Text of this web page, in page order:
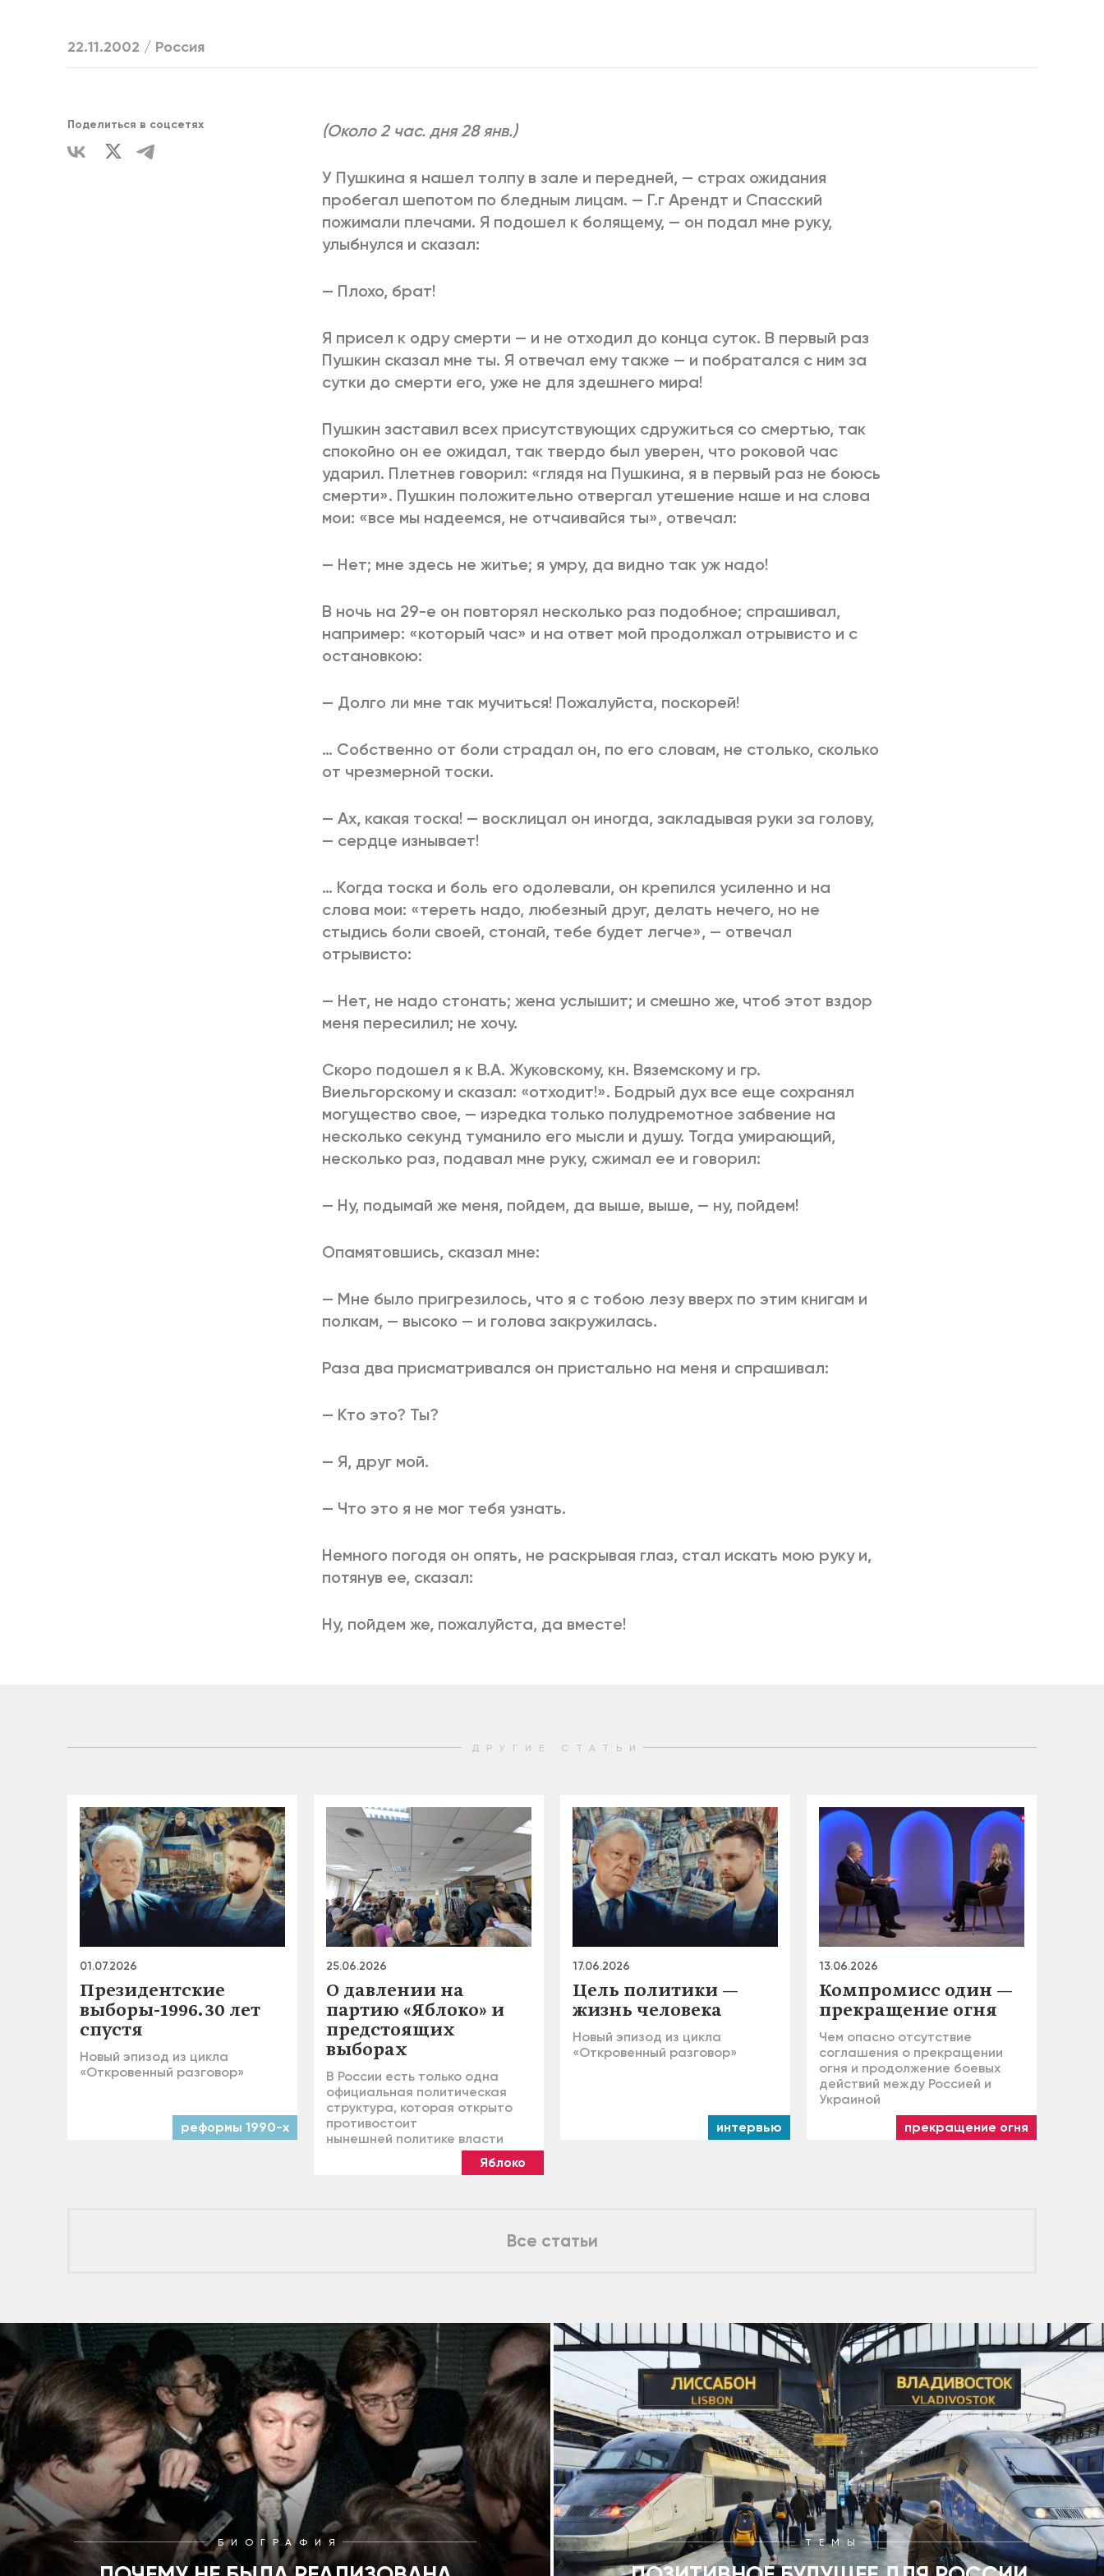
ПОДРОБНЕЕ
ВСЕ КНИГИ
22.11.2002 / Россия
Поделиться в соцсетях (Около 2 час. дня 28 янв.)
У Пушкина я нашел толпу в зале и передней, — страх ожидания
пробегал шепотом по бледным лицам. — Г.г Арендт и Спасский
пожимали плечами. Я подошел к болящему, — он подал мне руку,
улыбнулся и сказал:
— Плохо, брат!
Я присел к одру смерти — и не отходил до конца суток. В первый раз
Пушкин сказал мне ты. Я отвечал ему также — и побратался с ним за
сутки до смерти его, уже не для здешнего мира!
Пушкин заставил всех присутствующих сдружиться со смертью, так
спокойно он ее ожидал, так твердо был уверен, что роковой час
ударил. Плетнев говорил: «глядя на Пушкина, я в первый раз не боюсь
смерти». Пушкин положительно отвергал утешение наше и на слова
мои: «все мы надеемся, не отчаивайся ты», отвечал:
— Нет; мне здесь не житье; я умру, да видно так уж надо!
В ночь на 29-е он повторял несколько раз подобное; спрашивал,
например: «который час» и на ответ мой продолжал отрывисто и с
остановкою:
— Долго ли мне так мучиться! Пожалуйста, поскорей!
… Собственно от боли страдал он, по его словам, не столько, сколько
от чрезмерной тоски.
— Ах, какая тоска! — восклицал он иногда, закладывая руки за голову,
— сердце изнывает!
… Когда тоска и боль его одолевали, он крепился усиленно и на
слова мои: «тереть надо, любезный друг, делать нечего, но не
стыдись боли своей, стонай, тебе будет легче», — отвечал
отрывисто:
— Нет, не надо стонать; жена услышит; и смешно же, чтоб этот вздор
меня пересилил; не хочу.
Скоро подошел я к В.А. Жуковскому, кн. Вяземскому и гр.
Виельгорскому и сказал: «отходит!». Бодрый дух все еще сохранял
могущество свое, — изредка только полудремотное забвение на
несколько секунд туманило его мысли и душу. Тогда умирающий,
несколько раз, подавал мне руку, сжимал ее и говорил:
— Ну, подымай же меня, пойдем, да выше, выше, — ну, пойдем!
Опамятовшись, сказал мне:
— Мне было пригрезилось, что я с тобою лезу вверх по этим книгам и
полкам, — высоко — и голова закружилась.
Раза два присматривался он пристально на меня и спрашивал:
— Кто это? Ты?
— Я, друг мой.
— Что это я не мог тебя узнать.
Немного погодя он опять, не раскрывая глаз, стал искать мою руку и,
потянув ее, сказал:
Ну, пойдем же, пожалуйста, да вместе!
ДРУГИЕ СТАТЬИ
01.07.2026
Президентские
выборы-1996. 30 лет
спустя
Новый эпизод из цикла
«Откровенный разговор»
реформы 1990-х
25.06.2026
О давлении на
партию «Яблоко» и
предстоящих
выборах
В России есть только одна
официальная политическая
структура, которая открыто
противостоит
нынешней политике власти
Яблоко
17.06.2026
Цель политики —
жизнь человека
Новый эпизод из цикла
«Откровенный разговор»
интервью
13.06.2026
Компромисс один —
прекращение огня
Чем опасно отсутствие
соглашения о прекращении
огня и продолжение боевых
действий между Россией и
Украиной
прекращение огня
Все статьи
БИОГРАФИЯ ТЕМЫ